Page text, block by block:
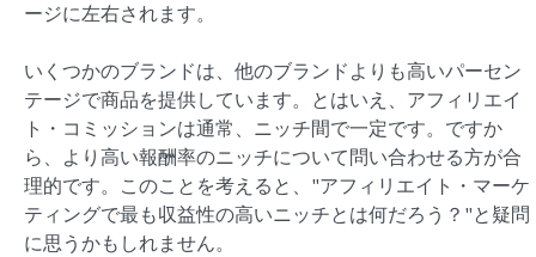
ージに左右されます。
いくつかのブランドは、他のブランドよりも高いパーセン
テージで商品を提供しています。とはいえ、アフィリエイ
ト・コミッションは通常、ニッチ間で一定です。ですか
ら、より高い報酬率のニッチについて問い合わせる方が合
理的です。このことを考えると、"アフィリエイト・マーケ
ティングで最も収益性の高いニッチとは何だろう？"と疑問
に思うかもしれません。